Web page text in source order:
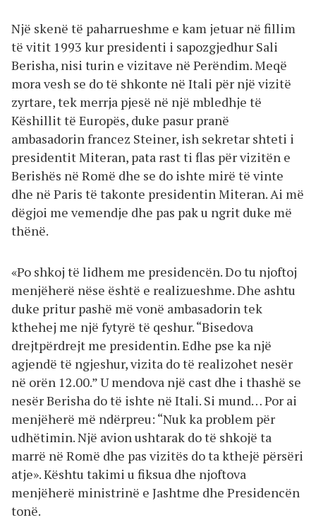
Një skenë të paharrueshme e kam jetuar në fillim
të vitit 1993 kur presidenti i sapozgjedhur Sali
Berisha, nisi turin e vizitave në Perëndim. Meqë
mora vesh se do të shkonte në Itali për një vizitë
zyrtare, tek merrja pjesë në një mbledhje të
Këshillit të Europës, duke pasur pranë
ambasadorin francez Steiner, ish sekretar shteti i
presidentit Miteran, pata rast ti flas për vizitën e
Berishës në Romë dhe se do ishte mirë të vinte
dhe në Paris të takonte presidentin Miteran. Ai më
dëgjoi me vemendje dhe pas pak u ngrit duke më
thënë.
«Po shkoj të lidhem me presidencën. Do tu njoftoj
menjëherë nëse është e realizueshme. Dhe ashtu
duke pritur pashë më vonë ambasadorin tek
kthehej me një fytyrë të qeshur. “Bisedova
drejtpërdrejt me presidentin. Edhe pse ka një
agjendë të ngjeshur, vizita do të realizohet nesër
në orën 12.00.” U mendova një cast dhe i thashë se
nesër Berisha do të ishte në Itali. Si mund… Por ai
menjëherë më ndërpreu: “Nuk ka problem për
udhëtimin. Një avion ushtarak do të shkojë ta
marrë në Romë dhe pas vizitës do ta kthejë përsëri
atje». Kështu takimi u fiksua dhe njoftova
menjëherë ministrinë e Jashtme dhe Presidencën
tonë.